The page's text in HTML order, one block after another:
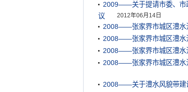
2009——关于提请市委、市
议 2012年06月14日
2008——张家界市城区澧水
2008——张家界市城区澧水
2008——张家界市城区澧水
2008——张家界市城区澧水
2008——关于澧水风貌带建